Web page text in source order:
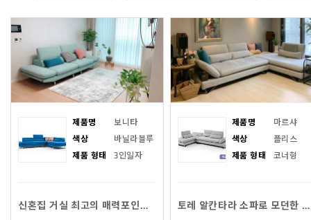
제품명
보니타
색상
바닐라블루
제품 형태
3인일자
신혼집 거실 최고의 매력포인트, 토레 소파
제품명
마르샤
색상
플리스
제품 형태
코너형
토레 알칸타라 소파로 모던한 거실 공간 만들기